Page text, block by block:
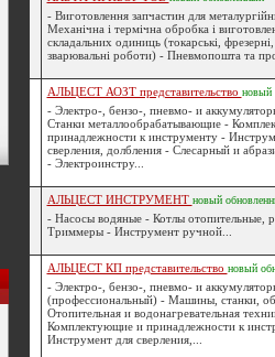
- Виготовлення запчастин для
Механічна i термічна обробка i
складальних одиниць (токарські,
зварювальні роботи) - Пневмопошта та
АЛЬЦЕСТ АОЗТ представительство новый
- Электро-, бензо-, пневмо- и
Станки металлообрабатывающие -
принадлежности к инструменту -
сверления, долбления - Слесарный и
- Электроинстру...
АЛЬЦЕСТ ИНСТРУМЕНТ новый
- Насосы водяные - Котлы отопительные,
Триммеры - Инструмент ручной...
АЛЬЦЕСТ КП представительство новый
- Электро-, бензо-, пневмо- и
(профессиональный) - Машины, станки,
Отопительная и водонагревательная
Комплектующие и принадлежности к
Инструмент для сверления,...